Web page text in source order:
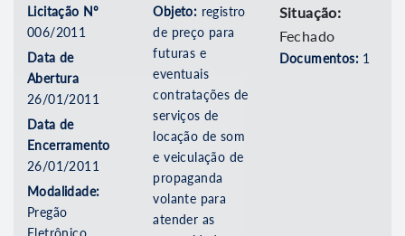
Licitação Nº
006/2011
Data de
Abertura
26/01/2011
Data de
Encerramento
26/01/2011
Modalidade:
Pregão
Eletrônico
Objeto: registro
de preço para
futuras e
eventuais
contratações de
serviços de
locação de som
e veiculação de
propaganda
volante para
atender as
Situação:
Fechado
Documentos: 1